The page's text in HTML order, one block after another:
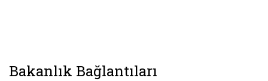
Bakanlık Bağlantıları